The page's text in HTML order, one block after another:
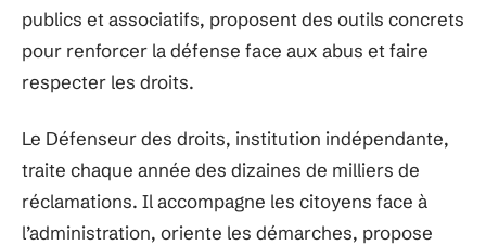
publics et associatifs, proposent des outils concrets
pour renforcer la défense face aux abus et faire
respecter les droits.
Le Défenseur des droits, institution indépendante,
traite chaque année des dizaines de milliers de
réclamations. Il accompagne les citoyens face à
l’administration, oriente les démarches, propose